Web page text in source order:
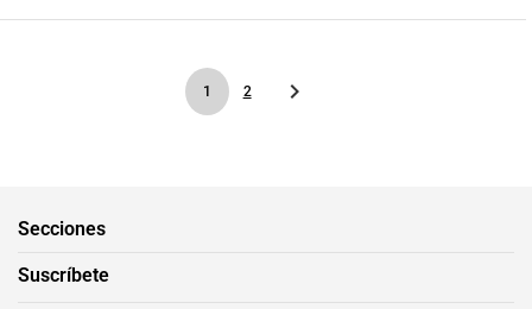
1 2
Secciones
Suscríbete